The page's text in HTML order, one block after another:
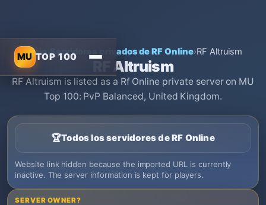
MU TOP 100
Inicio›Servidores privados de RF Online›RF Altruism
RF Altruism
RF Altruism is listed as a Rf Online private server on MU
Top 100: PvP Balanced, United Kingdom.
🏆Todos los servidores de RF Online
Website link hidden because the imported URL is currently
inactive. The server information is kept for players.
SERVER OWNER?